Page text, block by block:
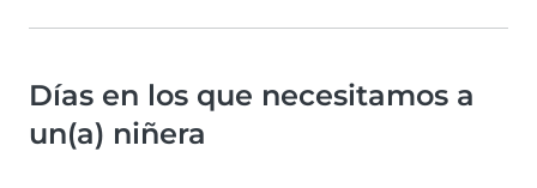
Días en los que necesitamos a
un(a) niñera